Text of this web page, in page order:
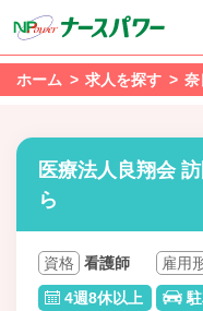
ホーム 求人を探す 奈
医療法人良翔会
ら
資格 看護師 雇用
4週8休以上